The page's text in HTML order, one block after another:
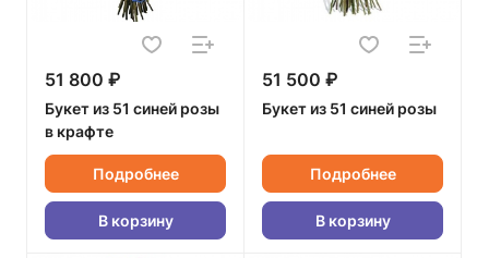
51 800 ₽
Букет из 51 синей розы
в крафте
Подробнее
В корзину
51 500 ₽
Букет из 51 синей розы
Подробнее
В корзину